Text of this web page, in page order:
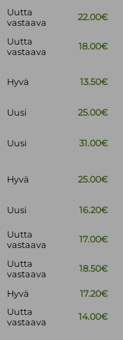
Uutta
vastaava
22.00€
Uutta
vastaava
18.00€
Hyvä 13.50€
Uusi
25.00€
Uusi 31.00€
Hyvä 25.00€
Uusi 16.20€
Uutta
vastaava
17.00€
Uutta
vastaava
18.50€
Hyvä 17.20€
Uutta
vastaava
14.00€